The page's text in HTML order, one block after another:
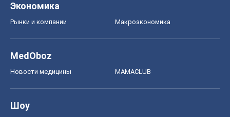
Экономика
Рынки и компании Mакроэкономика
MedOboz
Новости медицины MAMACLUB
Шоу